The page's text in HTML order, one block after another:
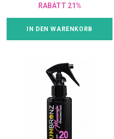
RABATT 21%
IN DEN WARENKORB